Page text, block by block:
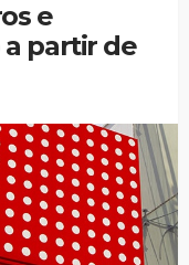
e
a partir de